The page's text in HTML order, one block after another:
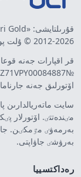
قۇرىلتايشى: «Tengri Gold» جشس
2012-2026 © ۇلت پورتالى
قر اقپارات جەنە
№KZ71VPY00084887 كۋەلٸگٸ بەرٸلگەن.
اۆتورلىق جەنە
سايت ماتەريالدارىن
مٸندەتتٸ. اۆتورلار
بەرمەۋٸ مٷمكٸن.
بەرۋشٸ جاۋاپتى.
رەداكتسييا